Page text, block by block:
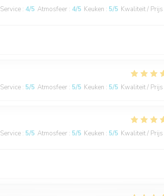
Service : 4/5 Atmosfeer : 4/5 Keuken : 5/5 Kwaliteit / Prijs
Service : 5/5 Atmosfeer : 5/5 Keuken : 5/5 Kwaliteit / Prijs
Service : 5/5 Atmosfeer : 5/5 Keuken : 5/5 Kwaliteit / Prijs